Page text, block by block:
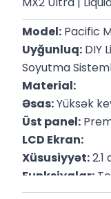
Model: Pacific
Uyğunluq: DIY
Soyutma
Material:
Əsas: Yüksək
Üst panel:
LCD Ekran:
Xüsusiyyət:
Funksiyalar:
və fərdiləşdirilə